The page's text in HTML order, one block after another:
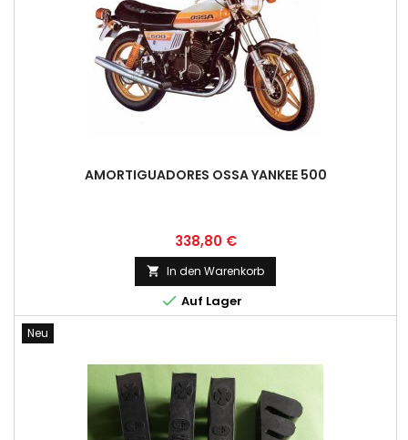
AMORTIGUADORES OSSA YANKEE 500
Preis
338,80 €
 In den Warenkorb
 Auf Lager
Neu